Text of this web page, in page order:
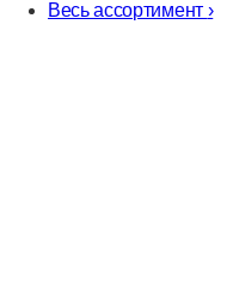
Весь ассортимент ›